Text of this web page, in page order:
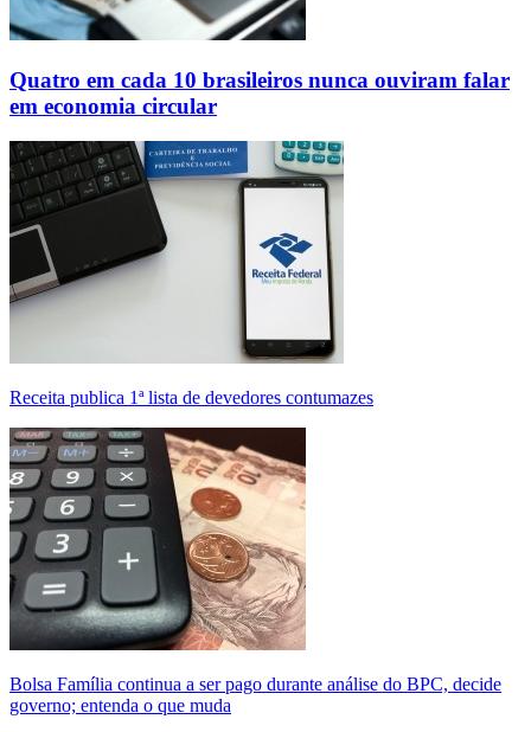
Quatro em cada 10 brasileiros nunca ouviram falar
em economia circular
Receita publica 1ª lista de devedores contumazes
Bolsa Família continua a ser pago durante análise do BPC, decide
governo; entenda o que muda